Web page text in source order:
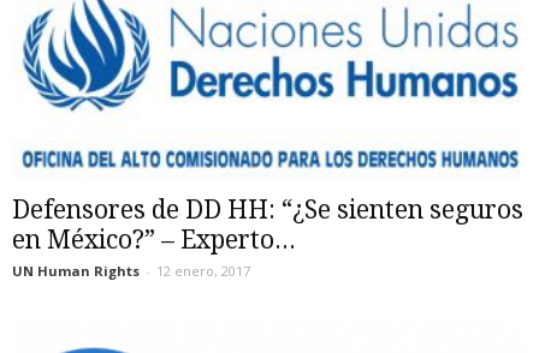
Defensores de DD HH: “¿Se sienten seguros
en México?” – Experto...
UN Human Rights - 12 enero, 2017